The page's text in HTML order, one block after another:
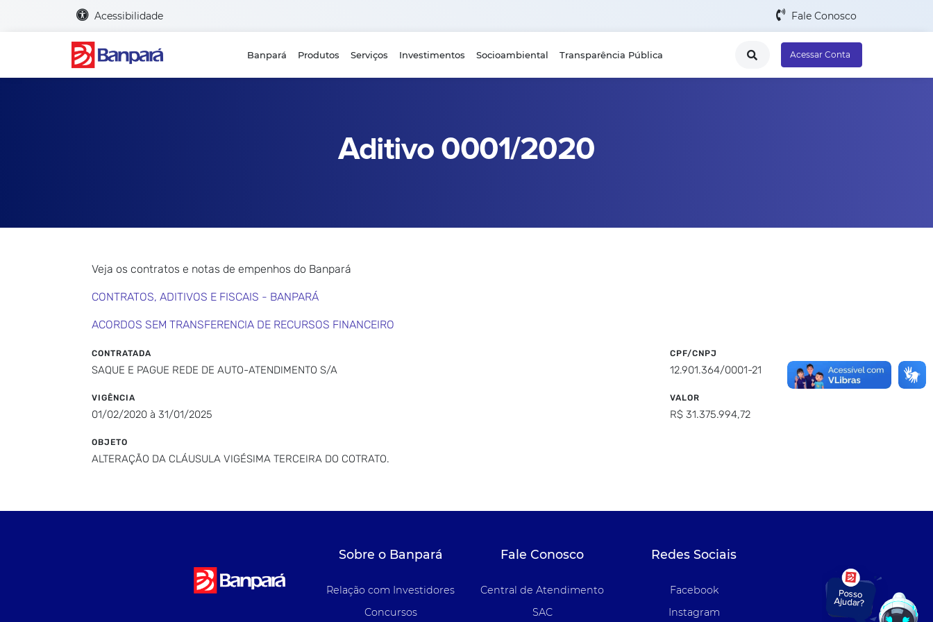
Acessibilidade Fale Conosco
Banpará Produtos Serviços Investimentos Socioambiental Transparência Pública Acessar Conta
Aditivo 0001/2020
Veja os contratos e notas de empenhos do Banpará
CONTRATOS, ADITIVOS E FISCAIS - BANPARÁ
ACORDOS SEM TRANSFERENCIA DE RECURSOS FINANCEIRO
CONTRATADA
SAQUE E PAGUE REDE DE AUTO-ATENDIMENTO S/A
CPF/CNPJ
12.901.364/0001-21
VIGÊNCIA
01/02/2020 à 31/01/2025
VALOR
R$ 31.375.994,72
OBJETO
ALTERAÇÃO DA CLÁUSULA VIGÉSIMA TERCEIRA DO COTRATO.
Sobre o Banpará
Relação com Investidores
Concursos
Fale Conosco
Central de Atendimento
SAC
Redes Sociais
Facebook
Instagram